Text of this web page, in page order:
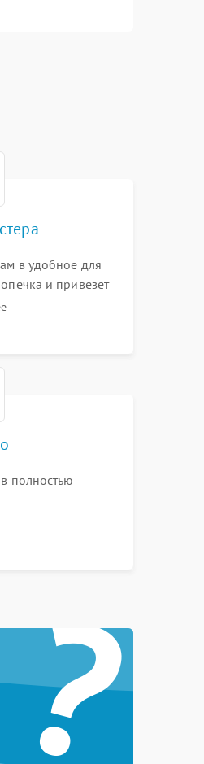
в удобное для
и привезет
полностью
?